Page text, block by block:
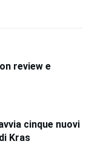
review e
cinque nuovi
Kras